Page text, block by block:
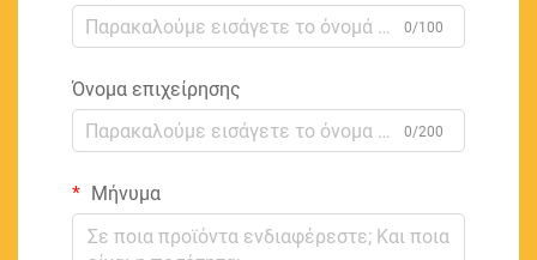
0/100
Όνομα επιχείρησης
0/200
Μήνυμα